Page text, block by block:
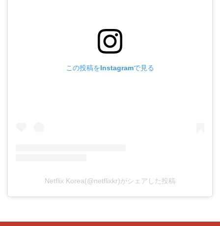
この投稿をInstagramで見る
Netflix Korea(@netflixkr)がシェアした投稿